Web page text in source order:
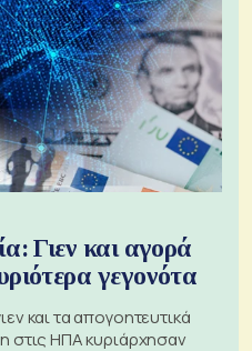
Γιεν και αγορά
γεγονότα
και τα απογοητευτικά
στις ΗΠΑ κυριάρχησαν